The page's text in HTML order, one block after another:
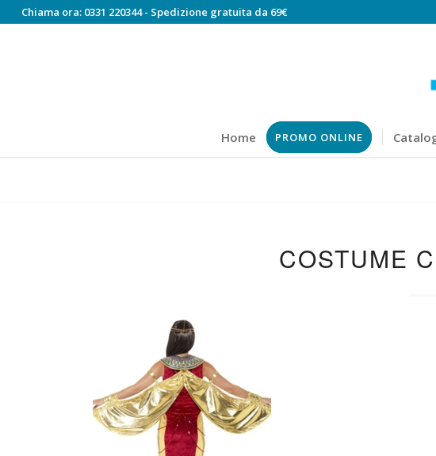
Chiama ora: 0331 220344- Spedizione gratuita da 69€
Home PROMO ONLINE
COSTUME